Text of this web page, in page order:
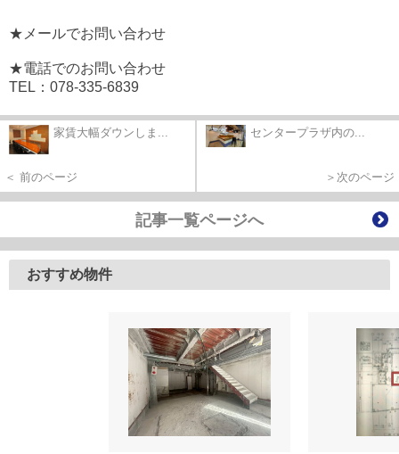
★メールでお問い合わせ
★電話でのお問い合わせ
TEL：078-335-6839
家賃大幅ダウンしま...
＜ 前のページ
センタープラザ内の...
＞次のページ
記事一覧ページへ
おすすめ物件